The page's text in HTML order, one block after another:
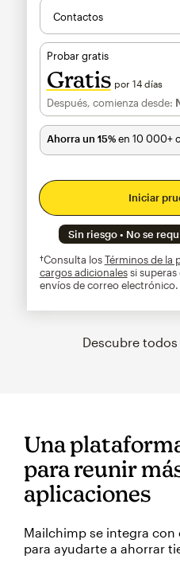
Contactos
Probar gratis
Gratis por 14 días
Después, comienza desde:
Ahorra un 15%en 10 000+
Iniciar
Sin riesgo • No se
†Consulta losTérminos de la
cargos adicionalessi superas
envíos de correo electrónico.
Descubre
Una
para reunir
aplicaciones
Mailchimp se integra
para ayudarte a ahorrar